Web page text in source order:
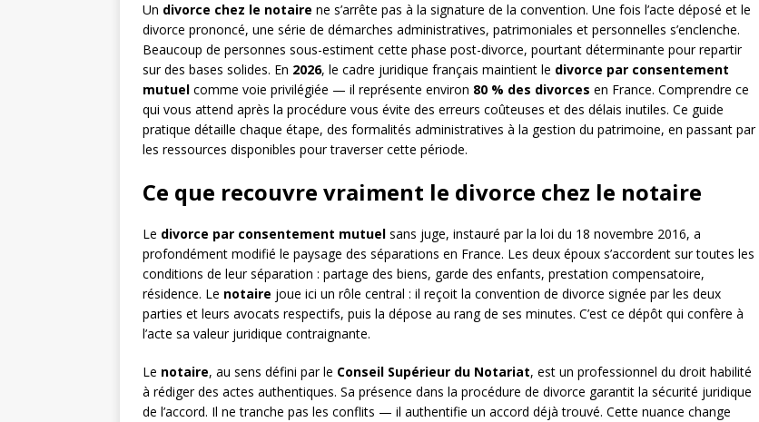
Un divorce chez le notaire ne s’arrête pas à la signature de la convention. Une fois l’acte déposé et le
divorce prononcé, une série de démarches administratives, patrimoniales et personnelles s’enclenche.
Beaucoup de personnes sous-estiment cette phase post-divorce, pourtant déterminante pour repartir
sur des bases solides. En 2026, le cadre juridique français maintient le divorce par consentement
mutuel comme voie privilégiée — il représente environ 80 % des divorces en France. Comprendre ce
qui vous attend après la procédure vous évite des erreurs coûteuses et des délais inutiles. Ce guide
pratique détaille chaque étape, des formalités administratives à la gestion du patrimoine, en passant par
les ressources disponibles pour traverser cette période.
Ce que recouvre vraiment le divorce chez le notaire
Le divorce par consentement mutuel sans juge, instauré par la loi du 18 novembre 2016, a
profondément modifié le paysage des séparations en France. Les deux époux s’accordent sur toutes les
conditions de leur séparation : partage des biens, garde des enfants, prestation compensatoire,
résidence. Le notaire joue ici un rôle central : il reçoit la convention de divorce signée par les deux
parties et leurs avocats respectifs, puis la dépose au rang de ses minutes. C’est ce dépôt qui confère à
l’acte sa valeur juridique contraignante.
Le notaire, au sens défini par le Conseil Supérieur du Notariat, est un professionnel du droit habilité
à rédiger des actes authentiques. Sa présence dans la procédure de divorce garantit la sécurité juridique
de l’accord. Il ne tranche pas les conflits — il authentifie un accord déjà trouvé. Cette nuance change